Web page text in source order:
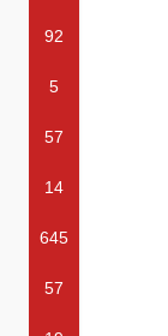
92
5
57
14
645
57